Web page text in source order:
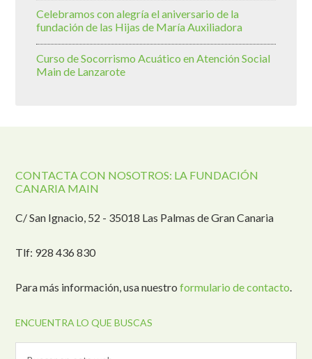
Celebramos con alegría el aniversario de la
fundación de las Hijas de María Auxiliadora
Curso de Socorrismo Acuático en Atención Social
Main de Lanzarote
CONTACTA CON NOSOTROS: LA FUNDACIÓN
CANARIA MAIN
C/ San Ignacio, 52 - 35018 Las Palmas de Gran Canaria
Tlf: 928 436 830
Para más información, usa nuestroformulario de contacto.
ENCUENTRA LO QUE BUSCAS